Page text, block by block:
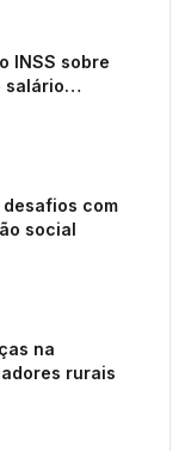
INSS sobre
salário
com
social
na
rurais